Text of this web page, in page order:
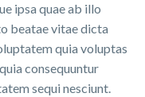
ipsa quae ab illo
beatae vitae dicta
quia voluptas
consequuntur
sequi nesciunt.